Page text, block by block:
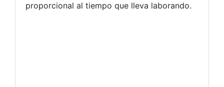
proporcional al tiempo que lleva laborando.